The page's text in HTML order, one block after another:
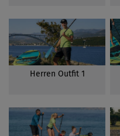
Herren Outfit 1